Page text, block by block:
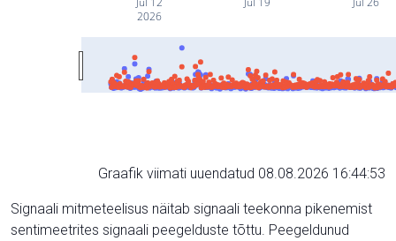
2026
Graafik viimati uuendatud 08.08.2026 16:44:53
Signaali mitmeteelisus näitab signaali teekonna pikenemist
sentimeetrites signaali peegelduste tõttu. Peegeldunud